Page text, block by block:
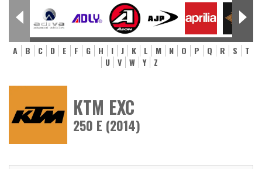
A B C D E F G H I J K L M N O P Q R S
T
U
V W Y Z
KTM EXC
250 E (2014)